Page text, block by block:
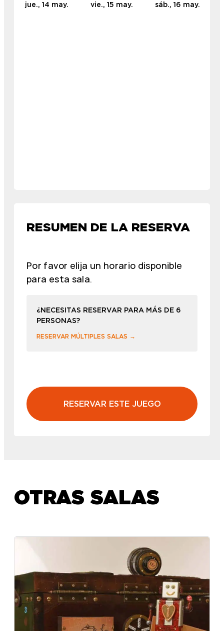
jue., 14 may. vie., 15 may. sáb., 16 may.
RESUMEN DE LA RESERVA
Por favor elija un horario disponible
para esta sala.
¿NECESITAS RESERVAR PARA MÁS DE 6
PERSONAS?
RESERVAR MÚLTIPLES SALAS →
RESERVAR ESTE JUEGO
OTRAS SALAS